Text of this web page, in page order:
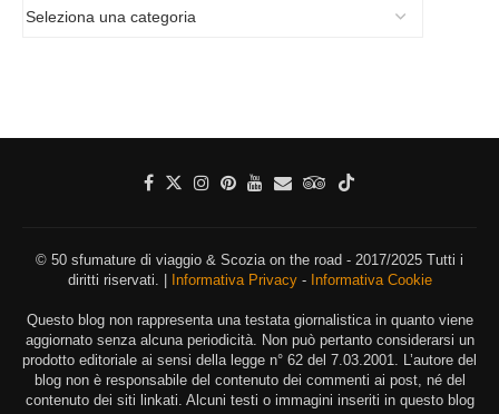
© 50 sfumature di viaggio & Scozia on the road - 2017/2025 Tutti i
diritti riservati. | Informativa Privacy- Informativa Cookie
Questo blog non rappresenta una testata giornalistica in quanto viene
aggiornato senza alcuna periodicità. Non può pertanto considerarsi un
prodotto editoriale ai sensi della legge n° 62 del 7.03.2001. L’autore del
blog non è responsabile del contenuto dei commenti ai post, né del
contenuto dei siti linkati. Alcuni testi o immagini inseriti in questo blog